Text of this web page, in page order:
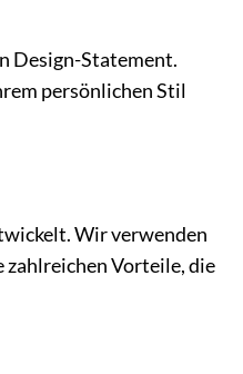
Design-Statement.
persönlichen Stil
Wir verwenden
zahlreichen Vorteile, die